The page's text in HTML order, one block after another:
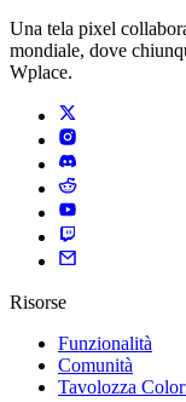
Una tela pixel
mondiale, dove
Wplace.
Risorse
Funzionalità
Comunità
Tavolozza